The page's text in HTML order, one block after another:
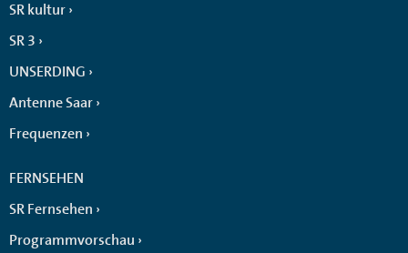
SR kultur
SR 3
UNSERDING
Antenne Saar
Frequenzen
FERNSEHEN
SR Fernsehen
Programmvorschau